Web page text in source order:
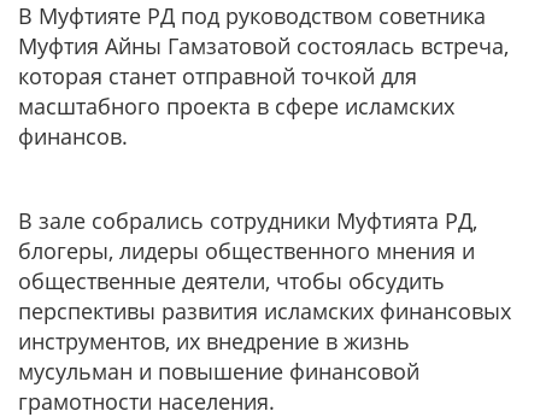
В Муфтияте РД под руководством советника
Муфтия Айны Гамзатовой состоялась встреча,
которая станет отправной точкой для
масштабного проекта в сфере исламских
финансов.
В зале собрались сотрудники Муфтията РД,
блогеры, лидеры общественного мнения и
общественные деятели, чтобы обсудить
перспективы развития исламских финансовых
инструментов, их внедрение в жизнь
мусульман и повышение финансовой
грамотности населения.